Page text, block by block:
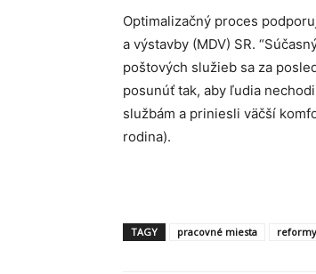
Optimalizačný proces
a výstavby (MDV) SR.
poštových služieb sa za
posunúť tak, aby ľudia
službám a priniesli väčší
rodina).
TAGY pracovné miesta reformy